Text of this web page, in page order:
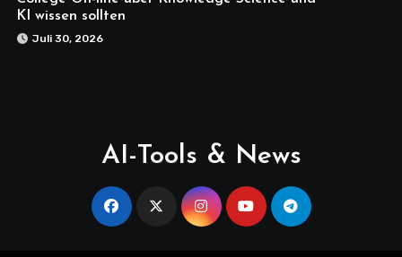
KI wissen sollten
Juli 30, 2026
AI-Tools & News